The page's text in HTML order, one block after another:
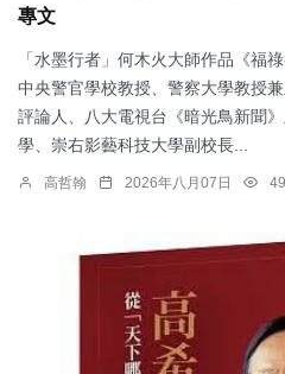
專文
「水墨行者」何木火大師作品《福
中央警官學校教授、警察大學教授
評論人、八大電視台《暗光鳥新聞
學、崇右影藝科技大學副校長...
高哲翰 2026年八月07日